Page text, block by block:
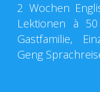
2 Wochen
Lektionen à
Gastfamilie,
Geng